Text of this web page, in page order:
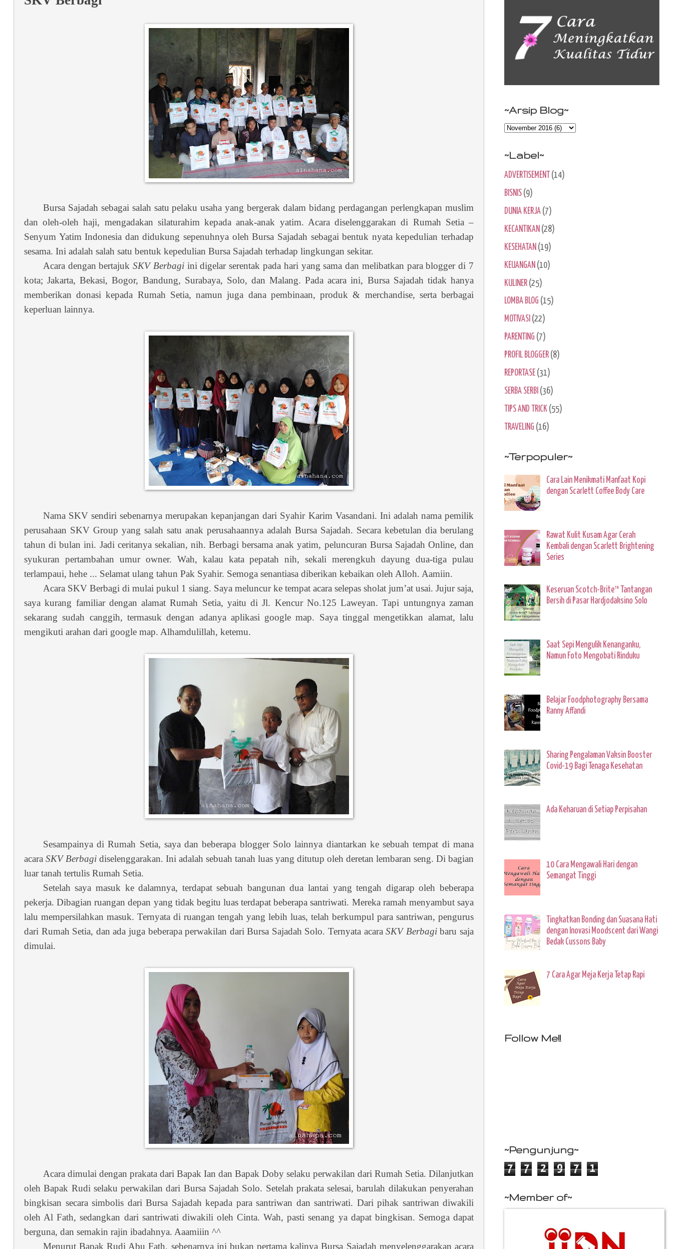
Bursa Sajadah sebagai salah satu pelaku usaha yang bergerak dalam bidang perdagangan perlengkapan muslim
dan oleh-oleh haji, mengadakan silaturahim kepada anak-anak yatim. Acara diselenggarakan di Rumah Setia –
Senyum Yatim Indonesia dan didukung sepenuhnya oleh Bursa Sajadah sebagai bentuk nyata kepedulian terhadap
sesama. Ini adalah salah satu bentuk kepedulian Bursa Sajadah terhadap lingkungan sekitar.
Acara dengan bertajukSKV Berbagiini digelar serentak pada hari yang sama dan melibatkan para blogger di 7
kota; Jakarta, Bekasi, Bogor, Bandung, Surabaya, Solo, dan Malang. Pada acara ini, Bursa Sajadah tidak hanya
memberikan donasi kepada Rumah Setia, namun juga dana pembinaan, produk & merchandise, serta berbagai
keperluan lainnya.
Nama SKV sendiri sebenarnya merupakan kepanjangan dari Syahir Karim Vasandani. Ini adalah nama pemilik
perusahaan SKV Group yang salah satu anak perusahaannya adalah Bursa Sajadah. Secara kebetulan dia berulang
tahun di bulan ini. Jadi ceritanya sekalian, nih. Berbagi bersama anak yatim, peluncuran Bursa Sajadah Online, dan
syukuran pertambahan umur owner. Wah, kalau kata pepatah nih, sekali merengkuh dayung dua-tiga pulau
terlampaui, hehe ... Selamat ulang tahun Pak Syahir. Semoga senantiasa diberikan kebaikan oleh Alloh. Aamiin.
Acara SKV Berbagi di mulai pukul 1 siang. Saya meluncur ke tempat acara selepas sholat jum’at usai. Jujur saja,
saya kurang familiar dengan alamat Rumah Setia, yaitu di Jl. Kencur No.125 Laweyan. Tapi untungnya zaman
sekarang sudah canggih, termasuk dengan adanya aplikasi google map. Saya tinggal mengetikkan alamat, lalu
mengikuti arahan dari google map. Alhamdulillah, ketemu.
Sesampainya di Rumah Setia, saya dan beberapa blogger Solo lainnya diantarkan ke sebuah tempat di mana
acara SKV Berbagi diselenggarakan. Ini adalah sebuah tanah luas yang ditutup oleh deretan lembaran seng. Di bagian
luar tanah tertulis Rumah Setia.
Setelah saya masuk ke dalamnya, terdapat sebuah bangunan dua lantai yang tengah digarap oleh beberapa
pekerja. Dibagian ruangan depan yang tidak begitu luas terdapat beberapa santriwati. Mereka ramah menyambut saya
lalu mempersilahkan masuk. Ternyata di ruangan tengah yang lebih luas, telah berkumpul para santriwan, pengurus
dari Rumah Setia, dan ada juga beberapa perwakilan dari Bursa Sajadah Solo. Ternyata acaraSKV Berbagibaru saja
dimulai.
Acara dimulai dengan prakata dari Bapak Ian dan Bapak Doby selaku perwakilan dari Rumah Setia. Dilanjutkan
oleh Bapak Rudi selaku perwakilan dari Bursa Sajadah Solo. Setelah prakata selesai, barulah dilakukan penyerahan
bingkisan secara simbolis dari Bursa Sajadah kepada para santriwan dan santriwati. Dari pihak santriwan diwakili
oleh Al Fath, sedangkan dari santriwati diwakili oleh Cinta. Wah, pasti senang ya dapat bingkisan. Semoga dapat
berguna, dan semakin rajin ibadahnya. Aaamiiin ^^
Menurut Bapak Rudi Abu Fath, sebenarnya ini bukan pertama kalinya Bursa Sajadah menyelenggarakan acara
~Arsip Blog~
~Label~
ADVERTISEMENT
(14)
BISNIS (9)
DUNIA KERJA (7)
KECANTIKAN (28)
KESEHATAN (19)
KEUANGAN (10)
KULINER (25)
LOMBA BLOG (15)
MOTIVASI (22)
PARENTING (7)
PROFIL BLOGGER (8)
REPORTASE (31)
SERBA SERBI (36)
TIPS AND TRICK (55)
TRAVELING (16)
~Terpopuler~
Cara Lain Menikmati Manfaat Kopi
dengan Scarlett Coffee Body Care
Rawat Kulit Kusam Agar Cerah
Kembali dengan Scarlett Brightening
Series
Keseruan Scotch-Brite™ Tantangan
Bersih di Pasar Hardjodaksino Solo
Saat Sepi Mengulik Kenanganku,
Namun Foto Mengobati Rinduku
Belajar Foodphotography Bersama
Ranny Affandi
Sharing Pengalaman Vaksin Booster
Covid-19 Bagi Tenaga Kesehatan
Ada Keharuan di Setiap Perpisahan
10 Cara Mengawali Hari dengan
Semangat Tinggi
Tingkatkan Bonding dan Suasana Hati
dengan Inovasi Moodscent dari Wangi
Bedak Cussons Baby
7 Cara Agar Meja Kerja Tetap Rapi
Follow Me!!
~Pengunjung~
7
7 2 9 7 1
~Member of~